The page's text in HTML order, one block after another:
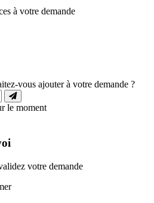
à votre demande
vous ajouter à votre demande ?
le moment
votre demande